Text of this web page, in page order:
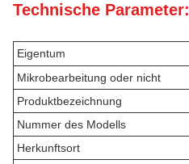
Technische Parameter:
Eigentum
Mikrobearbeitung oder nicht
Produktbezeichnung
Nummer des Modells
Herkunftsort